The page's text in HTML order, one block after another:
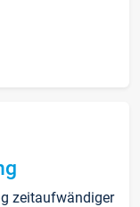
zeitaufwändiger